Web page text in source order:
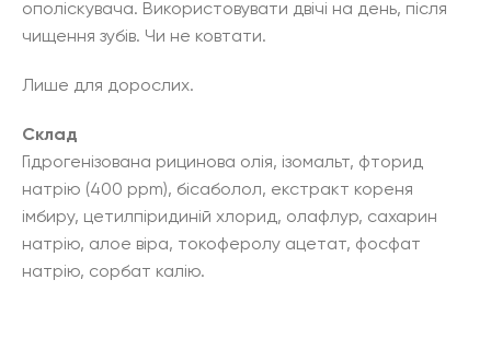
ополіскувача. Використовувати двічі на день, після
чищення зубів. Чи не ковтати.
Лише для дорослих.
Склад
Гідрогенізована рицинова олія, ізомальт, фторид
натрію (400 ppm), бісаболол, екстракт кореня
імбиру, цетилпіридиній хлорид, олафлур, сахарин
натрію, алое віра, токоферолу ацетат, фосфат
натрію, сорбат калію.